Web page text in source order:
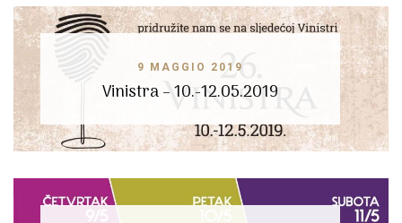
9 MAGGIO 2019
Vinistra – 10.-12.05.2019